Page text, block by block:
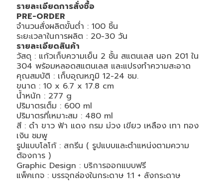
รายละเอียดการสั่งซื้อ
PRE-ORDER
จำนวนสั่งผลิตขั้นต่ำ : 100 ชิ้น
ระยะเวลาในการผลิต : 20-30 วัน
รายละเอียดสินค้า
วัสดุ : แก้วเก็บความเย็น 2 ชั้น สแตนเลส นอก 201 ใน
304 พร้อมหลอดสแตนเลส และแปรงทำความสะอาด
คุณสมบัติ : เก็บอุณหภูมิ 12-24 ชม.
ขนาด : 10 x 6.7 x 17.8 cm
น้ำหนัก : 277 g
ปริมาตรเต็ม : 600 ml
ปริมาตรที่เหมาะสม : 480 ml
สี : ดำ ขาว ฟ้า แดง กรม ม่วง เขียว เหลือง เทา ทอง
เงิน ชมพู
รูปแบบโลโก้ : สกรีน ( รูปแบบและตำแหน่งตามความ
ต้องการ )
Graphic Design : บริการออกแบบฟรี
แพ็คเกจ : บรรจุกล่องในกระดาษ 1:1 + ลังกระดาษ